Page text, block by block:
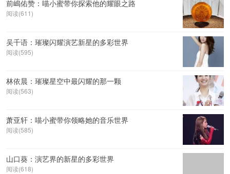
前嶋佑赞：喵小蜜带你探索他的耀眼之路
阅读(611)
吴千语：璀璨闪耀演艺新星的多彩世界
阅读(595)
林依晨：璀璨星空中最闪耀的那一颗
阅读(563)
萧亚轩：喵小蜜带你领略她的音乐世界
阅读(585)
山口葵：演艺界的新星的多彩世界
阅读(618)